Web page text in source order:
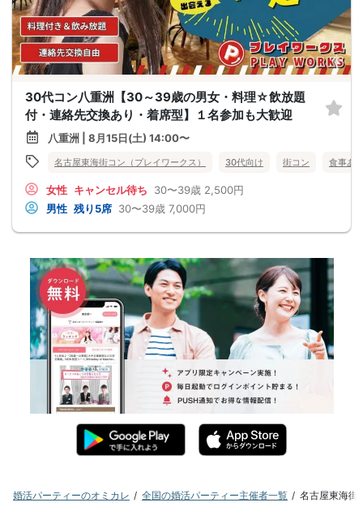
30代コン八重洲【30～39歳の男女・料理☆飲放題
付・連絡先交換あり・着席型】１名参加も大歓迎
八重洲 | 8月15日(土) 14:00〜
名古屋東海街コン（プレイワークス） 30代向け 街コン 食事あ
女性 キャンセル待ち 30〜39歳 2,500円
男性 残り5席 30〜39歳 7,000円
婚活パーティーのオミカレ 全国の婚活パーティー主催者一覧 名古屋東海街